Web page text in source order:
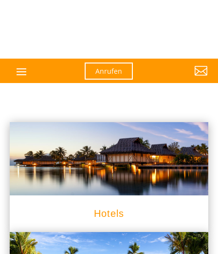
Anrufen 
Hotels